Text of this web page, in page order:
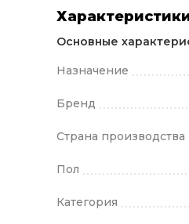
Основные
Назначение
Бренд
Страна производства
Пол
Категория